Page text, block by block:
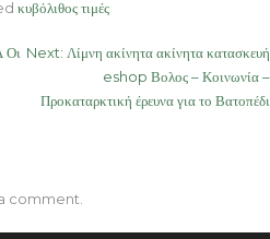
κυβόλιθος τιμές
Οι Next: Λίμνη ακίνητα ακίνητα κατασκευή
eshop Βολος – Κοινωνία –
Προκαταρκτική έρευνα για το Βατοπέδι
comment.